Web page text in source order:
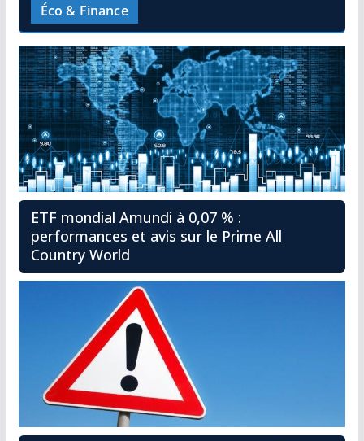
Éco & Finance
ETF mondial Amundi à 0,07 % :
performances et avis sur le Prime All
Country World